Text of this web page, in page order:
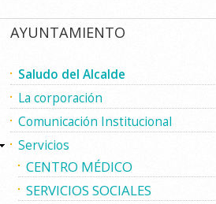
AYUNTAMIENTO
Saludo del Alcalde
La corporación
Comunicación Institucional
Servicios
CENTRO MÉDICO
SERVICIOS SOCIALES